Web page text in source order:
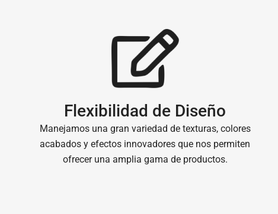
Flexibilidad de Diseño
Manejamos una gran variedad de texturas, colores
acabados y efectos innovadores que nos permiten
ofrecer una amplia gama de productos.